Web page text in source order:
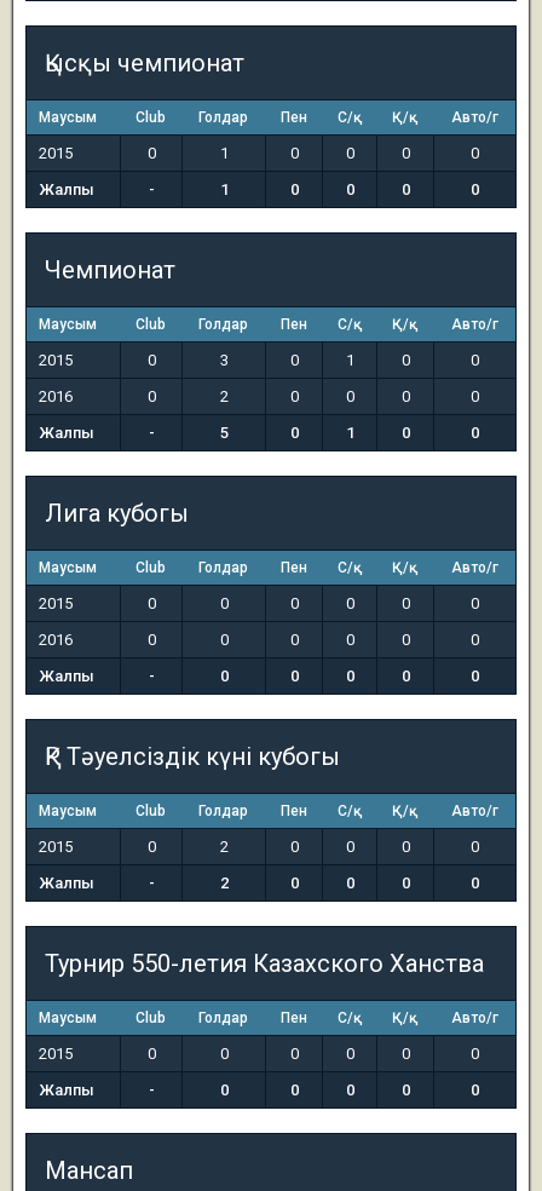
Қысқы чемпионат
Маусым Club Голдар Пен С/қ Қ/қ Авто/г
2015 0 1 0 0 0
0
Жалпы
- 1 0 0 0 0
Чемпионат
Маусым Club Голдар Пен С/қ Қ/қ Авто/г
2015 0 3 0 1 0
0
2016
0 2 0 0 0
0
Жалпы
- 5 0 1 0 0
Лига кубогы
Маусым Club Голдар Пен С/қ Қ/қ Авто/г
2015 0 0 0 0 0
0
2016
0 0 0 0 0
0
Жалпы
- 0 0 0 0 0
ҚР Тәуелсіздік күні кубогы
Маусым Club Голдар Пен С/қ Қ/қ Авто/г
2015 0 2 0 0 0
0
Жалпы
- 2 0 0 0 0
Турнир 550-летия Казахского Ханства
Маусым Club Голдар Пен С/қ Қ/қ Авто/г
2015 0 0 0 0 0
0
Жалпы
- 0 0 0 0 0
Мансап